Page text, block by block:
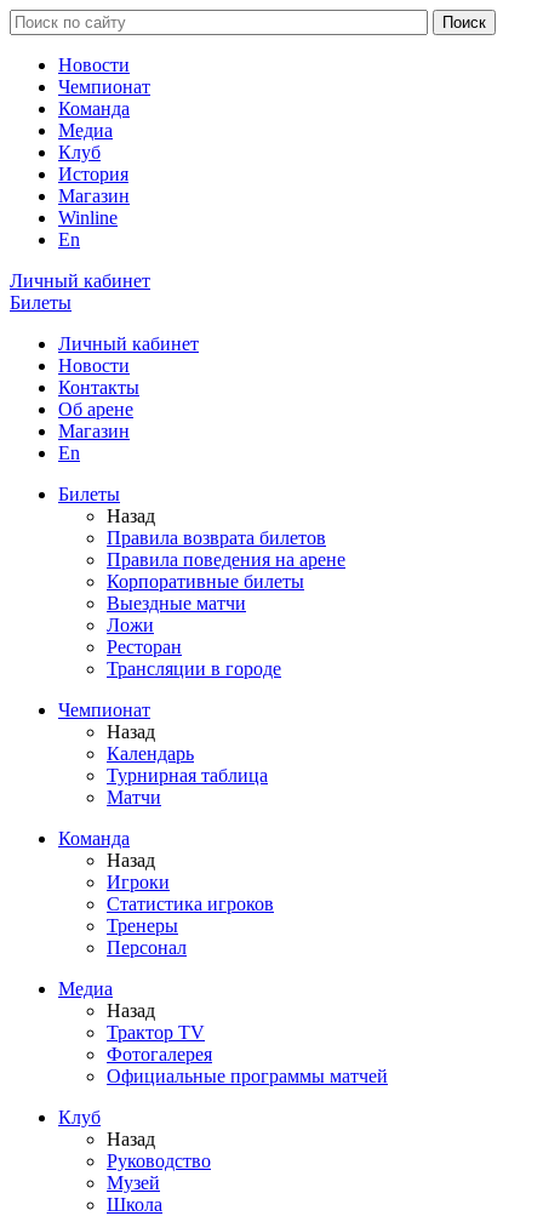
Новости
Чемпионат
Команда
Медиа
Клуб
История
Магазин
Winline
En
Личный кабинет
Билеты
Личный кабинет
Новости
Контакты
Об арене
Магазин
En
Билеты
Назад
Правила возврата билетов
Правила поведения на арене
Корпоративные билеты
Выездные матчи
Ложи
Ресторан
Трансляции в городе
Чемпионат
Назад
Календарь
Турнирная таблица
Матчи
Команда
Назад
Игроки
Статистика игроков
Тренеры
Персонал
Медиа
Назад
Трактор TV
Фотогалерея
Официальные программы матчей
Клуб
Назад
Руководство
Музей
Школа